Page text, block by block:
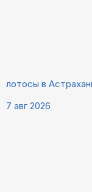
лотосы в
7 авг 2026